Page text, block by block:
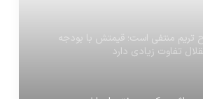
هاشمی که در هفته‌های اخیر مورد